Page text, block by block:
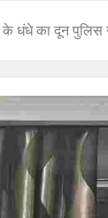
धंधे का दून पुलिस ने